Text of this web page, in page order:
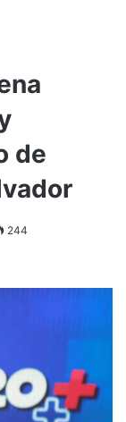
de
244